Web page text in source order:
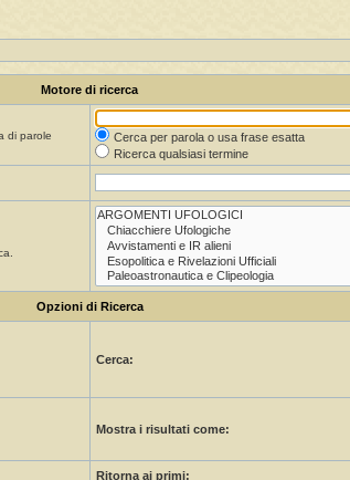
Motore di ricerca
di parole
Cerca per parola o usa frase esatta
Ricerca qualsiasi termine
Opzioni di Ricerca
Cerca:
Mostra i risultati come:
Ritorna ai primi: